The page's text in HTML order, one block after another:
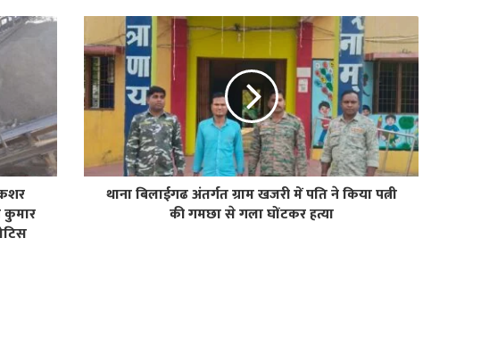
कुमार
थाना बिलाईगढ अंतर्गत ग्राम खजरी में पति ने किया पत्नी
की गमछा से गला घोंटकर हत्या